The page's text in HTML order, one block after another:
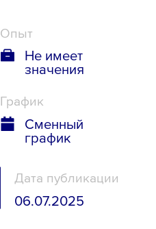
Опыт
Не имеет
значения
График
Сменный
график
Дата публикации
06.07.2025